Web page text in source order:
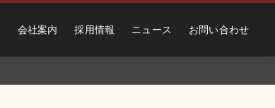
会社案内 採用情報 ニュース お問い合わせ